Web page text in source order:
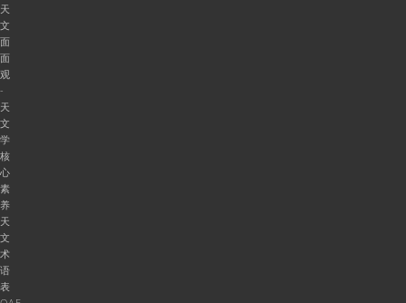
天
文
面
面
观
-
天
文
学
核
心
素
养
天
文
术
语
表